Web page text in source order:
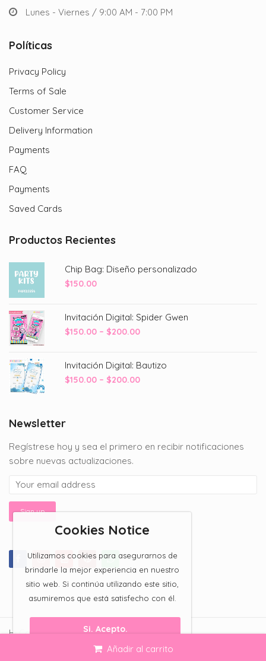
Añadir al carrito
Lunes - Viernes / 9:00 AM - 7:00 PM
Políticas
Privacy Policy
Terms of Sale
Customer Service
Delivery Information
Payments
FAQ
Payments
Saved Cards
Productos Recientes
Chip Bag: Diseño personalizado
$150.00
Invitación Digital: Spider Gwen
$150.00 – $200.00Price
through
$200.00
Invitación Digital: Bautizo
$150.00 – $200.00Price
Newsletter
Regístrese hoy y sea el primero en recibir notificaciones
sobre nuevas actualizaciones.
Hi Candy Bar 2023 All Rights Reserved.
Cookies Notice
Utilizamos cookies para asegurarnos de
brindarle la mejor experiencia en nuestro
sitio web. Si continúa utilizando este sitio,
asumiremos que está satisfecho con él.
Si. Acepto.